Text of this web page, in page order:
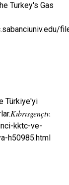
Turkey's Gas
Türkiye'yi
Kıbrısgençtv.
kktc-ve-
h50985.html